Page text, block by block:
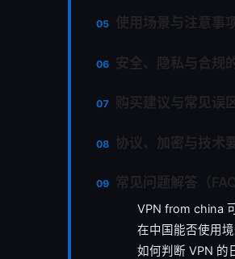
VPN from china
在中国能否使用境
如何判断 VPN 的